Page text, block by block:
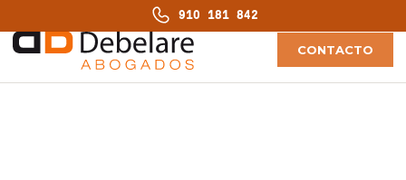
CONTACTO
910 181 842